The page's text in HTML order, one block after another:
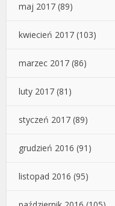
maj 2017 (89)
kwiecień 2017 (103)
marzec 2017 (86)
luty 2017 (81)
styczeń 2017 (89)
grudzień 2016 (91)
listopad 2016 (95)